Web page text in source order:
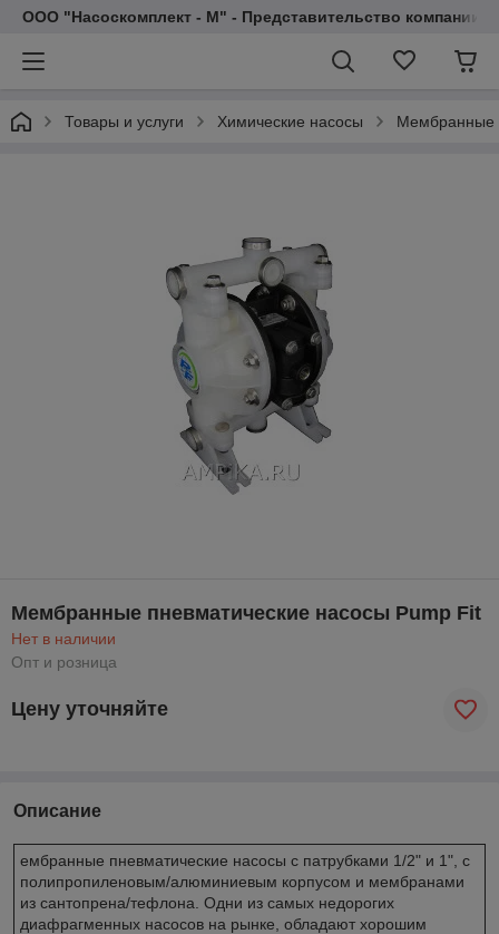
ООО "Насоскомплект - М" - Представительство компании
Товары и услуги Химические насосы Мембранные
Мембранные пневматические насосы Pump Fit
Нет в наличии
Опт и розница
Цену уточняйте
Описание
ембранные пневматические насосы с патрубками 1/2" и 1", с
полипропиленовым/алюминиевым корпусом и мембранами
из сантопрена/тефлона. Одни из самых недорогих
диафрагменных насосов на рынке, обладают хорошим